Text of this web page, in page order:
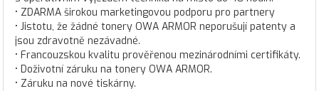
• ZDARMA širokou marketingovou podporu pro partnery
• Jistotu, že žádné tonery OWA ARMOR neporušují patenty a
jsou zdravotně nezávadné.
• Francouzskou kvalitu prověřenou mezinárodními certifikáty.
• Doživotní záruku na tonery OWA ARMOR.
• Záruku na nové tiskárny.